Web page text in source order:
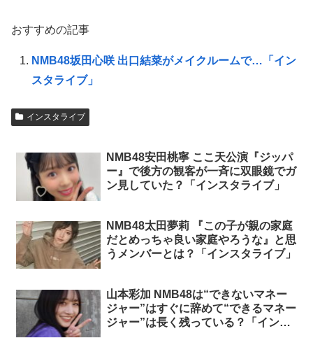
おすすめの記事
NMB48坂田心咲 出口結菜がメイクルームで…「イン
スタライブ」
インスタライブ
NMB48安田桃寧 ここ天公演『ジッパ
ー』で後方の観客が一斉に双眼鏡でガ
ン見していた？「インスタライブ」
NMB48太田夢莉 『この子が親の家庭
だとめっちゃ良い家庭やろうな』と思
うメンバーとは？「インスタライブ」
山本彩加 NMB48は“できないマネー
ジャー”はすぐに辞めて“できるマネー
ジャー”は長く残っている？「インス